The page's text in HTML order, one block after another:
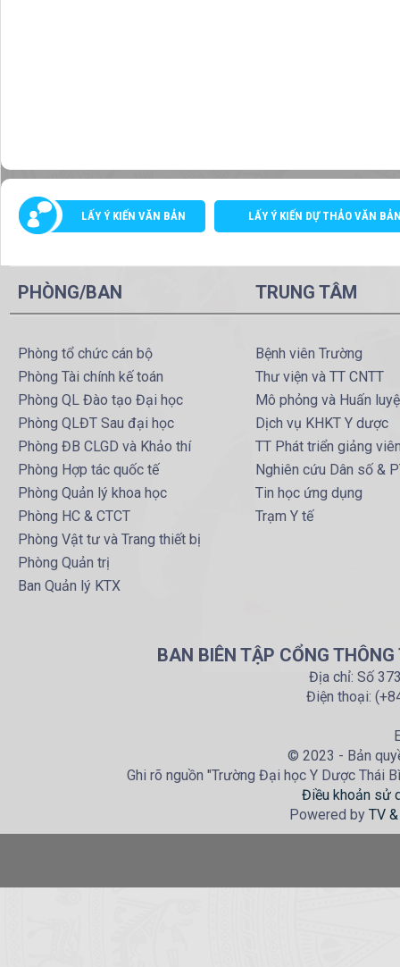
LẤY Ý KIẾN VĂN BẢN LẤY Ý KIẾN DỰ THẢO VĂN
PHÒNG/BAN
Phòng tổ chức cán bộ
Phòng Tài chính kế toán
Phòng QL Đào tạo Đại học
Phòng QLĐT Sau đại học
Phòng ĐB CLGD và Khảo thí
Phòng Hợp tác quốc tế
Phòng Quản lý khoa học
Phòng HC & CTCT
Phòng Vật tư và Trang thiết bị
Phòng Quản trị
Ban Quản lý KTX
TRUNG TÂM
Bệnh viên Trường
Thư viện và TT CNTT
Mô phỏng và Huấn
Dịch vụ KHKT Y dược
TT Phát triển giảng
Nghiên cứu Dân số &
Tin học ứng dụng
Trạm Y tế
BAN BIÊN TẬP CỔNG
Địa chỉ: Số
Điện thoại:
© 2023 - Bản
Ghi rõ nguồn "Trường Đại học Y Dược Thái
Điều khoản sử
Powered by TV